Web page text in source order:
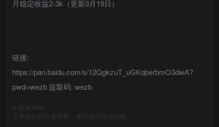
链接:
https://pan.baidu.com/s/12QgkzuT_uGKqberbmO3dwA?
pwd=wezb 提取码: wezb
版权声明
文章版权归作者所有，未经允许请勿转载。